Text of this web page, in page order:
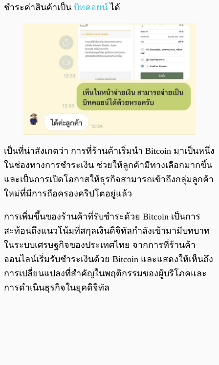
ชำระค่าสินค้าเป็น บิทคอยน์ ได้
เป็นที่น่าสังเกตว่า การที่ร้านค้าเริ่มนำ Bitcoin มาเป็นหนึ่ง
ในช่องทางการชำระเงิน ช่วยให้ลูกค้ามีทางเลือกมากขึ้น
และเป็นการเปิดโอกาสให้ธุรกิจสามารถเข้าถึงกลุ่มลูกค้า
ใหม่ที่มีการถือครองคริปโตอยู่แล้ว
การเพิ่มขึ้นของร้านค้าที่รับชำระด้วย Bitcoin เป็นการ
สะท้อนถึงแนวโน้มที่สกุลเงินดิจิทัลกำลังเข้ามามีบทบาท
ในระบบเศรษฐกิจของประเทศไทย จากการที่ร้านค้า
ออนไลน์เริ่มรับชำระเงินด้วย Bitcoin และแสดงให้เห็นถึง
การเปลี่ยนแปลงที่สำคัญในพฤติกรรมของผู้บริโภคและ
การดำเนินธุรกิจในยุคดิจิทัล